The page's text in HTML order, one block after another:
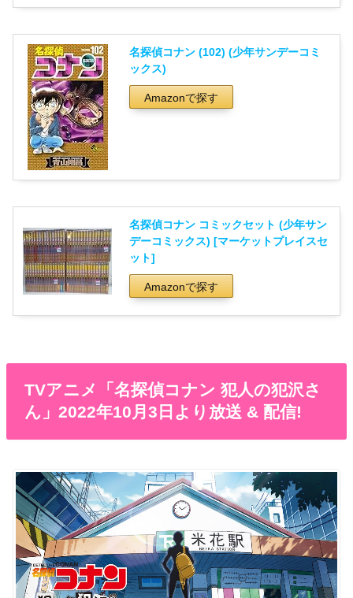
名探偵コナン (102) (少年サンデーコミ
ックス)
Amazonで探す
名探偵コナン コミックセット (少年サン
デーコミックス) [マーケットプレイスセ
ット]
Amazonで探す
TVアニメ「名探偵コナン 犯人の犯沢さ
ん」2022年10月3日より放送 & 配信!